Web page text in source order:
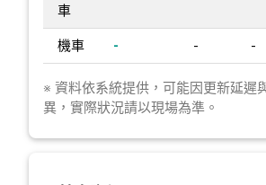
車
機車 - - -
※ 資料依系統提供，可能因更新延遲
異，實際狀況請以現場為準。